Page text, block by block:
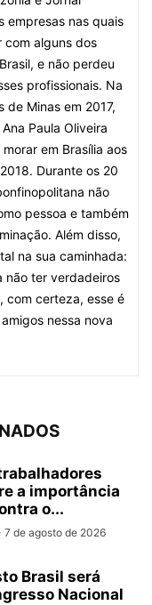
empresas nas quais
alguns dos
e não perdeu
profissionais. Na
de Minas em 2017,
Paula Oliveira
em Brasília aos
Durante os 20
não
pessoa e também
Além disso,
na sua caminhada:
não ter verdadeiros
com certeza, esse é
nessa nova
a importância
o...
7 de agosto de 2026
Brasil será
Nacional